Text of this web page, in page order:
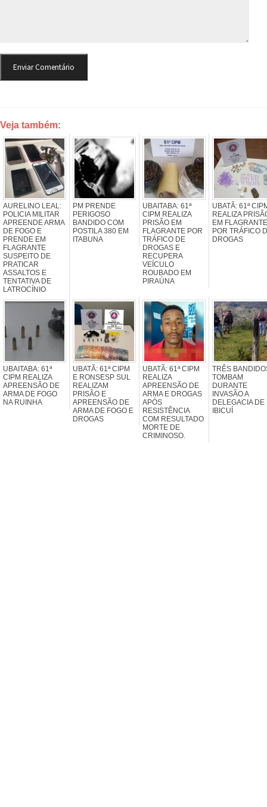
Veja também:
AURELINO LEAL:
POLICIA MILITAR
APREENDE ARMA
DE FOGO E
PRENDE EM
FLAGRANTE
SUSPEITO DE
PRATICAR
ASSALTOS E
TENTATIVA DE
LATROCÍNIO
PM PRENDE
PERIGOSO
BANDIDO COM
POSTILA 380 EM
ITABUNA
UBAITABA: 61ª
CIPM REALIZA
PRISÃO EM
FLAGRANTE POR
TRÁFICO DE
DROGAS E
RECUPERA
VEÍCULO
ROUBADO EM
PIRAÚNA
UBATÃ: 61ª
REALIZA
EM FLAGRANTE
POR TRÁFICO
DROGAS
UBAITABA: 61ª
CIPM REALIZA
APREENSÃO DE
ARMA DE FOGO
NA RUINHA
UBATÃ: 61ª CIPM
E RONSESP SUL
REALIZAM
PRISÃO E
APREENSÃO DE
ARMA DE FOGO E
DROGAS
UBATÃ: 61ª CIPM
REALIZA
APREENSÃO DE
ARMA E DROGAS
APÓS
RESISTÊNCIA
COM RESULTADO
MORTE DE
CRIMINOSO.
TRÊS
TOMBAM
DURANTE
INVASÃO A
DELEGACIA DE
IBICUÍ